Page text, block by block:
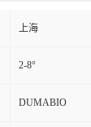
上海
2-8°
DUMABIO